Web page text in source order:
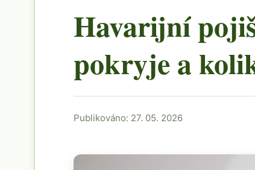
Havarijní
pokryje a
Publikováno: 27. 05. 2026